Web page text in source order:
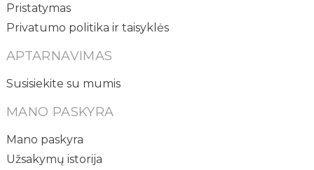
Pristatymas
Privatumo politika ir taisyklės
APTARNAVIMAS
Susisiekite su mumis
MANO PASKYRA
Mano paskyra
Užsakymų istorija